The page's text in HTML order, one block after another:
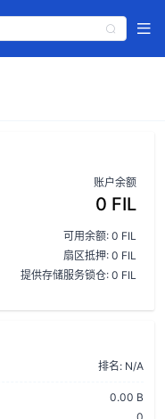
账户余额
0 FIL
可用余额: 0 FIL
扇区抵押: 0 FIL
提供存储服务锁仓: 0 FIL
排名: N/A
0.00 B